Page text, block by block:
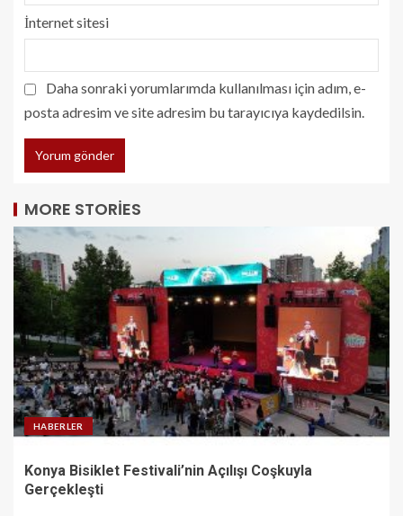
İnternet sitesi
Daha sonraki yorumlarımda kullanılması için adım, e-
posta adresim ve site adresim bu tarayıcıya kaydedilsin.
MORE STORIES
HABERLER
Konya Bisiklet Festivali’nin Açılışı Coşkuyla
Gerçekleşti